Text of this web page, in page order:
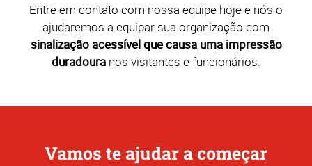
Entre em contato com nossa equipe hoje e nós o
ajudaremos a equipar sua organização com
sinalização acessível que causa uma impressão
duradoura nos visitantes e funcionários.
Vamos te ajudar a começar